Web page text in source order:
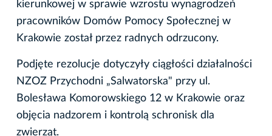
kierunkowej w sprawie wzrostu wynagrodzeń
pracowników Domów Pomocy Społecznej w
Krakowie został przez radnych odrzucony.
Podjęte rezolucje dotyczyły ciągłości działalności
NZOZ Przychodni „Salwatorska" przy ul.
Bolesława Komorowskiego 12 w Krakowie oraz
objęcia nadzorem i kontrolą schronisk dla
zwierząt.